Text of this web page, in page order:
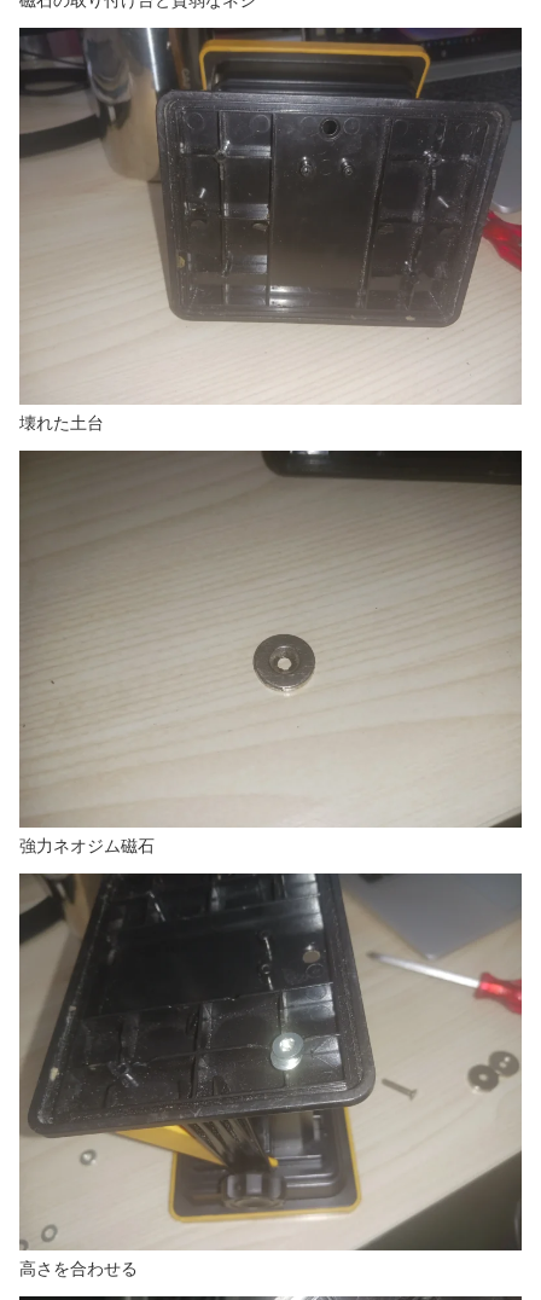
壊れた土台
強力ネオジム磁石
高さを合わせる